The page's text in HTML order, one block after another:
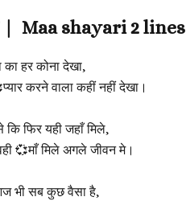
| Maa shayari 2 lines
का हर कोना देखा,
करने वाला कहीं नहीं देखा।
फिर यही जहाँ मिले,
💞माँ मिले अगले जीवन मे।
भी सब कुछ वैसा है,